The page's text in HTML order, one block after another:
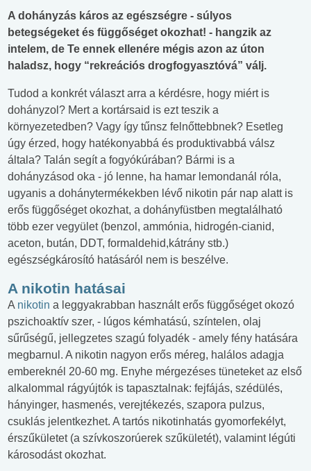
A dohányzás káros az egészségre - súlyos
betegségeket és függőséget okozhat! - hangzik az
intelem, de Te ennek ellenére mégis azon az úton
haladsz, hogy “rekreációs drogfogyasztóvá” válj.
Tudod a konkrét választ arra a kérdésre, hogy miért is
dohányzol? Mert a kortársaid is ezt teszik a
környezetedben? Vagy így tűnsz felnőttebbnek? Esetleg
úgy érzed, hogy hatékonyabbá és produktivabbá válsz
általa? Talán segít a fogyókúrában? Bármi is a
dohányzásod oka - jó lenne, ha hamar lemondanál róla,
ugyanis a dohánytermékekben lévő nikotin pár nap alatt is
erős függőséget okozhat, a dohányfüstben megtalálható
több ezer vegyület (benzol, ammónia, hidrogén-cianid,
aceton, bután, DDT, formaldehid,kátrány stb.)
egészségkárosító hatásáról nem is beszélve.
A nikotin hatásai
A nikotin a leggyakrabban használt erős függőséget okozó
pszichoaktív szer, - lúgos kémhatású, színtelen, olaj
sűrűségű, jellegzetes szagú folyadék - amely fény hatására
megbarnul. A nikotin nagyon erős méreg, halálos adagja
embereknél 20-60 mg. Enyhe mérgezéses tüneteket az első
alkalommal rágyújtók is tapasztalnak: fejfájás, szédülés,
hányinger, hasmenés, verejtékezés, szapora pulzus,
csuklás jelentkezhet. A tartós nikotinhatás gyomorfekélyt,
érszűkületet (a szívkoszorúerek szűkületét), valamint légúti
károsodást okozhat.